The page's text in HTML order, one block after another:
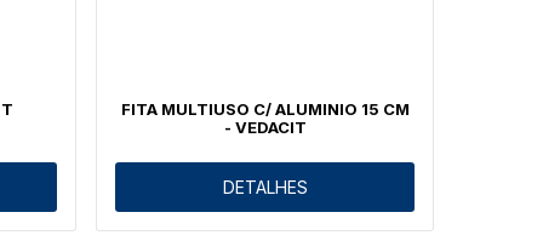
FITA MULTIUSO C/ ALUMINIO 15 CM
- VEDACIT
DETALHES